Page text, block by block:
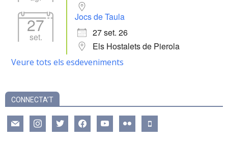
27
set.
Jocs de Taula
27 set. 26
Els Hostalets de Pierola
Veure tots els esdeveniments
CONNECTA’T
mail instagramtwitter facebookyoutube flickr mobile